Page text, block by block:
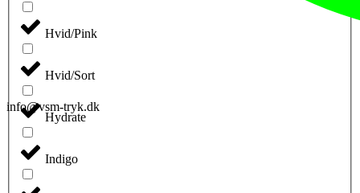
Hvid/Pink
Hvid/Sort
Hydrate
Indigo
info@vsm-tryk.dk